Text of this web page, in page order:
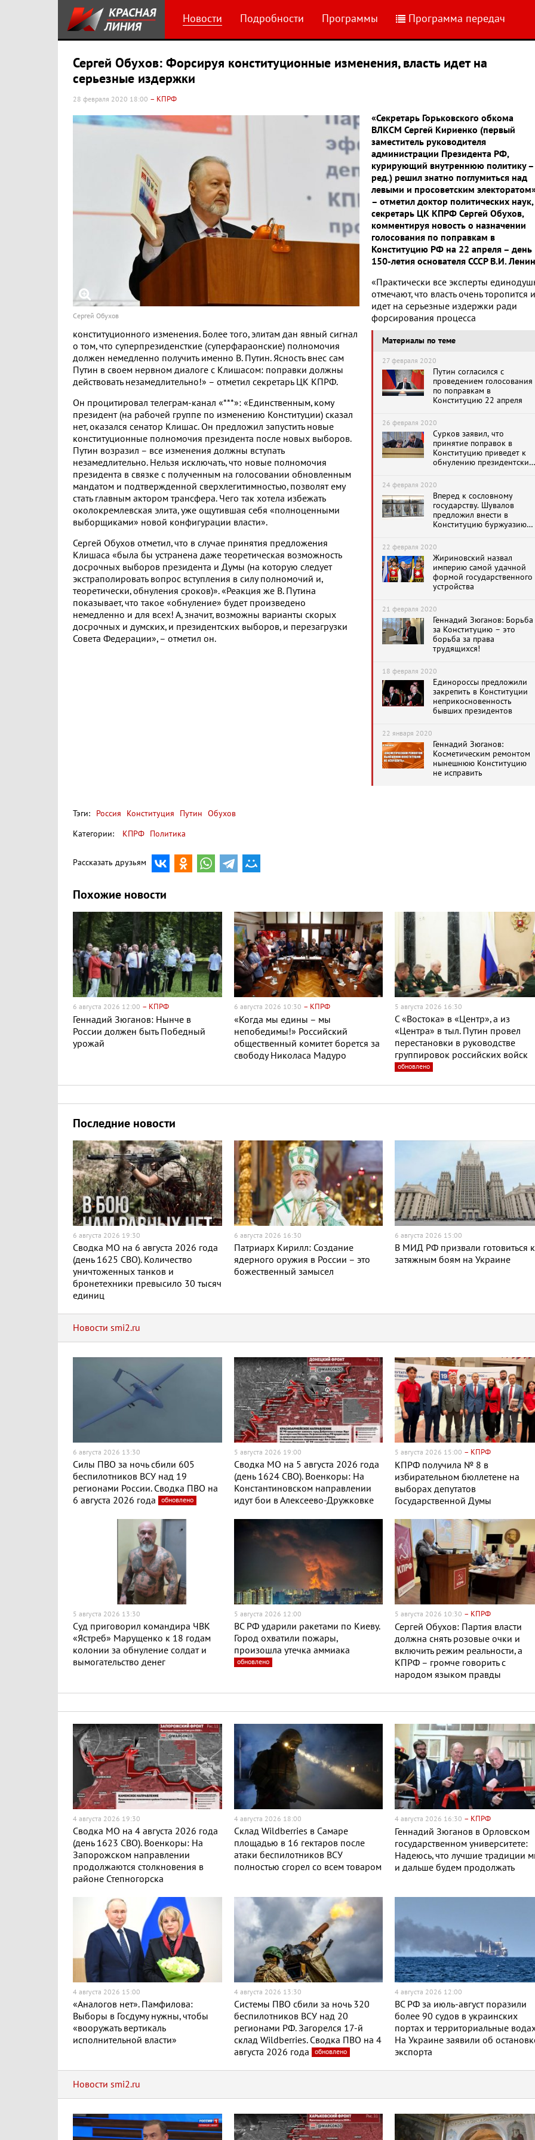
Новости Подробности Программы Программа передач
Сергей Обухов: Форсируя конституционные изменения, власть идет на
серьезные издержки
28 февраля 2020 18:00 – КПРФ
Сергей Обухов
«Секретарь Горьковского обкома
ВЛКСМ Сергей Кириенко (первый
заместитель руководителя
администрации Президента РФ,
курирующий внутреннюю политику –
ред.) решил знатно поглумиться над
левыми и просоветским
– отметил доктор политических наук,
секретарь ЦК КПРФ Сергей Обухов,
комментируя новость о назначении
голосования по поправкам в
Конституцию РФ на 22 апреля – день
150-летия основателя СССР В.И.
Материалы по теме
27 февраля 2020
Путин согласился с
проведением голосования
по поправкам в
Конституцию 22 апреля
26 февраля 2020
Сурков заявил, что
принятие поправок в
Конституцию приведет к
обнулению президентских
24 февраля 2020
Вперед к сословному
государству. Шувалов
предложил внести в
Конституцию буржуазию
22 февраля 2020
Жириновский назвал
империю самой удачной
формой государственного
устройства
21 февраля 2020
Геннадий Зюганов: Борьба
за Конституцию – это
борьба за права
трудящихся!
18 февраля 2020
Единороссы предложили
закрепить в Конституции
неприкосновенность
бывших президентов
22 января 2020
Геннадий Зюганов:
Косметическим ремонтом
нынешнюю Конституцию
не исправить
«Практически все эксперты
отмечают, что власть очень торопится и
идет на серьезные издержки ради
форсирования процесса
конституционного изменения. Более того, элитам дан явный сигнал
о том, что суперпрезиденсткие (суперфараонские) полномочия
должен немедленно получить именно В. Путин. Ясность внес сам
Путин в своем нервном диалоге с Клишасом: поправки должны
действовать незамедлительно!» – отметил секретарь ЦК КПРФ.
Он процитировал телеграм-канал «***»: «Единственным, кому
президент (на рабочей группе по изменению Конституции) сказал
нет, оказался сенатор Клишас. Он предложил запустить новые
конституционные полномочия президента после новых выборов.
Путин возразил – все изменения должны вступать
незамедлительно. Нельзя исключать, что новые полномочия
президента в связке с полученным на голосовании обновленным
мандатом и подтвержденной сверхлегитимностью, позволят ему
стать главным актором трансфера. Чего так хотела избежать
околокремлевская элита, уже ощутившая себя «полноценными
выборщиками» новой конфигурации власти».
Сергей Обухов отметил, что в случае принятия предложения
Клишаса «была бы устранена даже теоретическая возможность
досрочных выборов президента и Думы (на которую следует
экстраполировать вопрос вступления в силу полномочий и,
теоретически, обнуления сроков)». «Реакция же В. Путина
показывает, что такое «обнуление» будет произведено
немедленно и для всех! А, значит, возможны варианты скорых
досрочных и думских, и президентских выборов, и перезагрузки
Совета Федерации», – отметил он.
Тэги: Россия Конституция Путин Обухов
Категории:
КПРФ Политика
Рассказать друзьям
Похожие новости
6 августа 2026 12:00 – КПРФ
Геннадий Зюганов: Нынче в
России должен быть Победный
урожай
6 августа 2026 10:30 – КПРФ
«Когда мы едины – мы
непобедимы!» Российский
общественный комитет борется за
свободу Николаса Мадуро
5 августа 2026 16:30
С «Востока» в «Центр», а из
«Центра» в тыл. Путин провел
перестановки в руководстве
группировок российских войск
обновлено
Последние новости
6 августа 2026 19:30
Сводка МО на 6 августа 2026 года
(день 1625 СВО). Количество
уничтоженных танков и
бронетехники превысило 30 тысяч
единиц
6 августа 2026 16:30
Патриарх Кирилл: Создание
ядерного оружия в России – это
божественный замысел
6 августа 2026 15:00
В МИД РФ призвали готовиться к
затяжным боям на Украине
Новости smi2.ru
6 августа 2026 13:30
Силы ПВО за ночь сбили 605
беспилотников ВСУ над 19
регионами России. Сводка ПВО на
6 августа 2026 года
обновлено
5 августа 2026 19:00
Сводка МО на 5 августа 2026 года
(день 1624 СВО). Военкоры: На
Константиновском направлении
идут бои в Алексеево-Дружковке
5 августа 2026 15:00 – КПРФ
КПРФ получила № 8 в
избирательном бюллетене на
выборах депутатов
Государственной Думы
5 августа 2026 13:30
Суд приговорил командира ЧВК
«Ястреб» Марущенко к 18 годам
колонии за обнуление солдат и
вымогательство денег
5 августа 2026 12:00
ВС РФ ударили ракетами по Киеву.
Город охватили пожары,
произошла утечка аммиака
обновлено
5 августа 2026 10:30 – КПРФ
Сергей Обухов: Партия власти
должна снять розовые очки и
включить режим реальности, а
КПРФ – громче говорить с
народом языком правды
4 августа 2026 19:30
Сводка МО на 4 августа 2026 года
(день 1623 СВО). Военкоры: На
Запорожском направлении
продолжаются столкновения в
районе Степногорска
4 августа 2026 18:00
Склад Wildberries в Самаре
площадью в 16 гектаров после
атаки беспилотников ВСУ
полностью сгорел со всем товаром
4 августа 2026 16:30 – КПРФ
Геннадий Зюганов в Орловском
государственном университете:
Надеюсь, что лучшие традиции
и дальше будем продолжать
4 августа 2026 15:00
«Аналогов нет». Памфилова:
Выборы в Госдуму нужны, чтобы
«вооружать вертикаль
исполнительной власти»
4 августа 2026 13:30
Системы ПВО сбили за ночь 320
беспилотников ВСУ над 20
регионами РФ. Загорелся 17-й
склад Wildberries. Сводка ПВО на 4
августа 2026 года
обновлено
4 августа 2026 12:00
ВС РФ за июль-август поразили
более 90 судов в украинских
портах и территориальные
На Украине заявили об
экспорта
Новости smi2.ru